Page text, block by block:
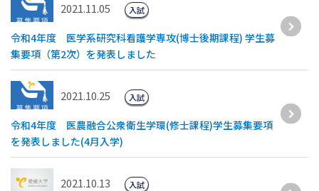
2021.11.05
令和4年度 医学系研究科看護学専攻(博士後期課程) 学生募
集要項（第2次）を発表しました
入試
2021.10.25
令和4年度 医農融合公衆衛生学環(修士課程)学生募集要項
を発表しました(4月入学)
入試
2021.10.13 入試